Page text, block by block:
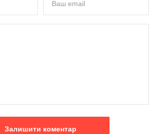
Залишити коментар